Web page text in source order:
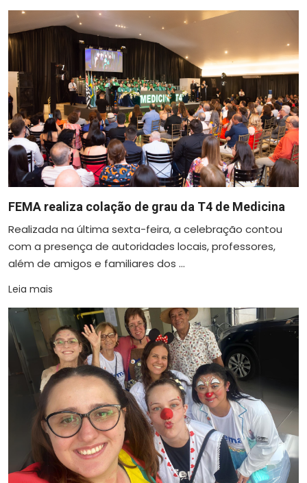
FEMA realiza colação de grau da T4 de Medicina
Realizada na última sexta-feira, a celebração contou
com a presença de autoridades locais, professores,
além de amigos e familiares dos ...
Leia mais